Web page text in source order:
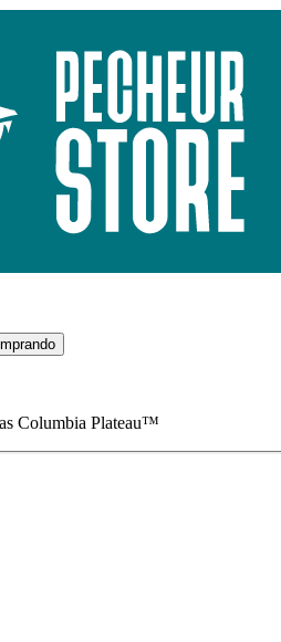
Columbia Plateau™